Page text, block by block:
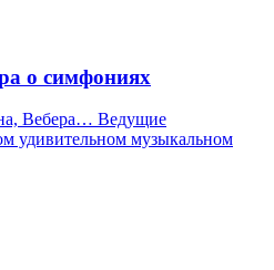
о симфониях
Вебера… Ведущие
удивительном музыкальном